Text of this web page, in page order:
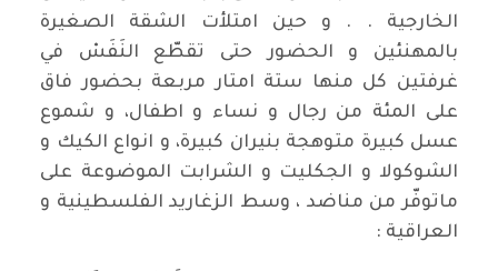
الخارجية . . و حين امتلأت الشقة الصغيرة
بالمهنئين و الحضور حتى تقطّع النَفَسْ في
غرفتين كل منها ستة امتار مربعة بحضور فاق
على المئة من رجال و نساء و اطفال، و شموع
عسل كبيرة متوهجة بنيران كبيرة، و انواع الكيك و
الشوكولا و الجكليت و الشرابت الموضوعة على
ماتوفّر من مناضد ، وسط الزغاريد الفلسطينية و
العراقية :